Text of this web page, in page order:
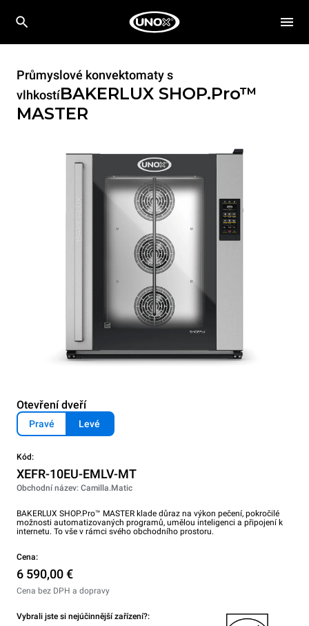
Průmyslové konvektomaty s
vlhkostíBAKERLUX SHOP.Pro™
MASTER
Otevření dveří
Pravé Levé
Kód:
XEFR-10EU-EMLV-MT
Obchodní název: Camilla.Matic
BAKERLUX SHOP.Pro™ MASTER klade důraz na výkon pečení, pokročilé
možnosti automatizovaných programů, umělou inteligenci a připojení k
internetu. To vše v rámci svého obchodního prostoru.
Cena:
6 590,00 €
Cena bez DPH a dopravy
Vybrali jste si nejúčinnější zařízení?: